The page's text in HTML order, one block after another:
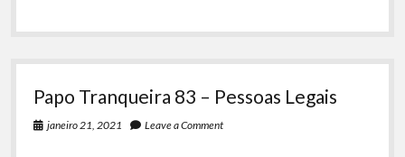
Papo Tranqueira 83 – Pessoas Legais
janeiro 21, 2021 Leave a Comment